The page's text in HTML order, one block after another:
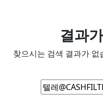
결과
찾으시는 검색 결과가
검
색: